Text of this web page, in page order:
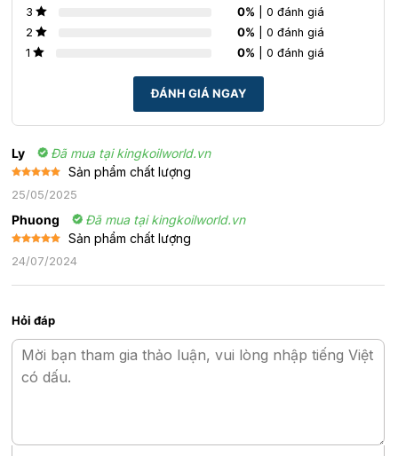
êm ái
Vải bọc cao cấp: lớp vải bọc chần dày tạo sự êm ái và thoải
có độ đàn hồi tốt đem lại cho người nằm cảm giác mềm mại,
được nâng niu trong từng giấc ngủ.
mát da
3
0% | 0 đánh giá
2
0% | 0 đánh giá
1
0% | 0 đánh giá
ĐÁNH GIÁ NGAY
Ly Đã mua tại kingkoilworld.vn
hạng55
Sản phẩm chất lượng
25/05/2025
Phuong Đã mua tại kingkoilworld.vn
hạng 55
Sản phẩm chất lượng
24/07/2024
Hỏi đáp